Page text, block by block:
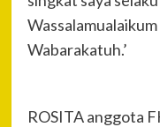
Wabarakatuh.’
ROSITA anggota